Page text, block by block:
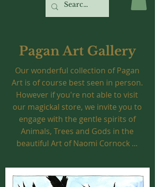
Pagan Art Gallery
Our wonderful collection of Pagan
Art is of course best seen in person.
However if you're not able to visit
our magickal store, we invite you to
engage with the gentle spirits of
Animals, Trees and Gods in the
beautiful Art of Naomi Cornock ...